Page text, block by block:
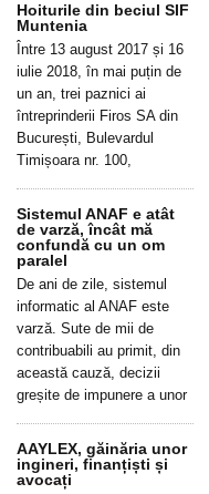
Hoiturile din beciul SIF
Muntenia
Între 13 august 2017 și 16
iulie 2018, în mai puțin de
un an, trei paznici ai
întreprinderii Firos SA din
București, Bulevardul
Timișoara nr. 100,
Sistemul ANAF e atât
de varză, încât mă
confundă cu un om
paralel
De ani de zile, sistemul
informatic al ANAF este
varză. Sute de mii de
contribuabili au primit, din
această cauză, decizii
greșite de impunere a unor
AAYLEX, găinăria unor
ingineri, finanțiști și
avocați